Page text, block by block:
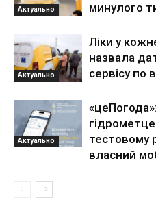
Актуально
минулого
Актуально
Ліки у
назвала
сервісу по
Актуально
тестовому
власний